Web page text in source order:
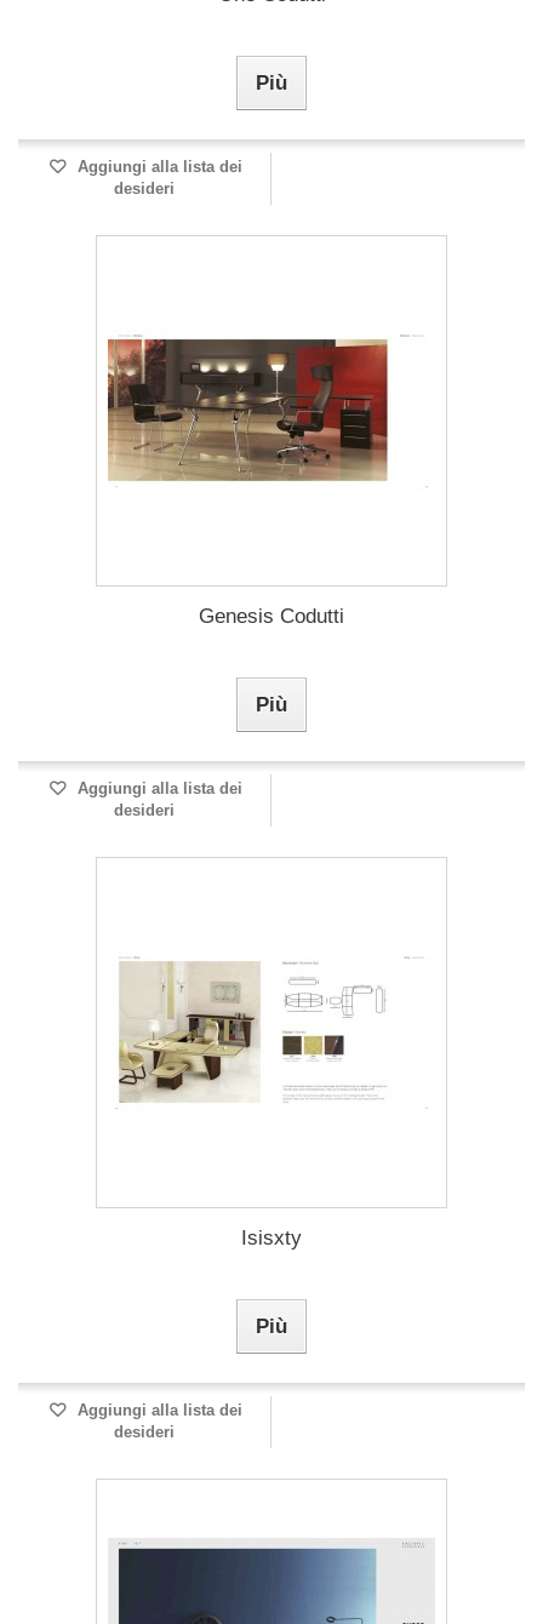
Più
Aggiungi alla lista dei
desideri
Genesis Codutti
Più
Aggiungi alla lista dei
desideri
Isisxty
Più
Aggiungi alla lista dei
desideri